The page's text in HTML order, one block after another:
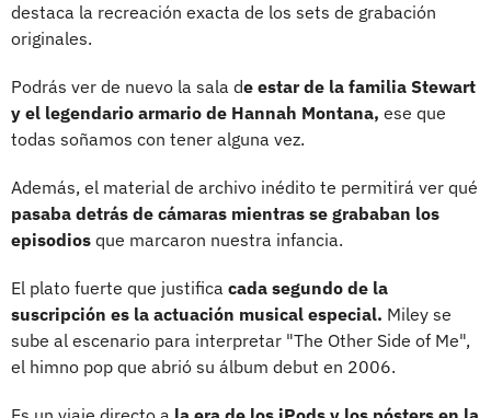
destaca la recreación exacta de los sets de grabación
originales.
Podrás ver de nuevo la sala de estar de la familia Stewart
y el legendario armario de Hannah Montana, ese que
todas soñamos con tener alguna vez.
Además, el material de archivo inédito te permitirá ver qué
pasaba detrás de cámaras mientras se grababan los
episodios que marcaron nuestra infancia.
El plato fuerte que justifica cada segundo de la
suscripción es la actuación musical especial. Miley se
sube al escenario para interpretar "The Other Side of Me",
el himno pop que abrió su álbum debut en 2006.